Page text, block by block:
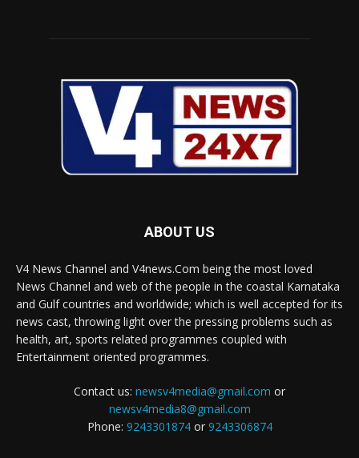
ABOUT US
V4 News Channel and V4news.Com being the most loved
News Channel and web of the people in the coastal Karnataka
and Gulf countries and worldwide; which is well accepted for its
news cast, throwing light over the pressing problems such as
health, art, sports related programmes coupled with
Entertainment oriented programmes.
Contact us: newsv4media@gmail.com or
newsv4media8@gmail.com
Phone: 9243301874or 9243306874